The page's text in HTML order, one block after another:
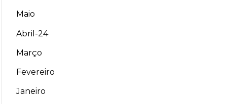
Maio
Abril-24
Março
Fevereiro
Janeiro